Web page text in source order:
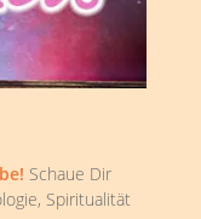
Schaue Dir
Spiritualität